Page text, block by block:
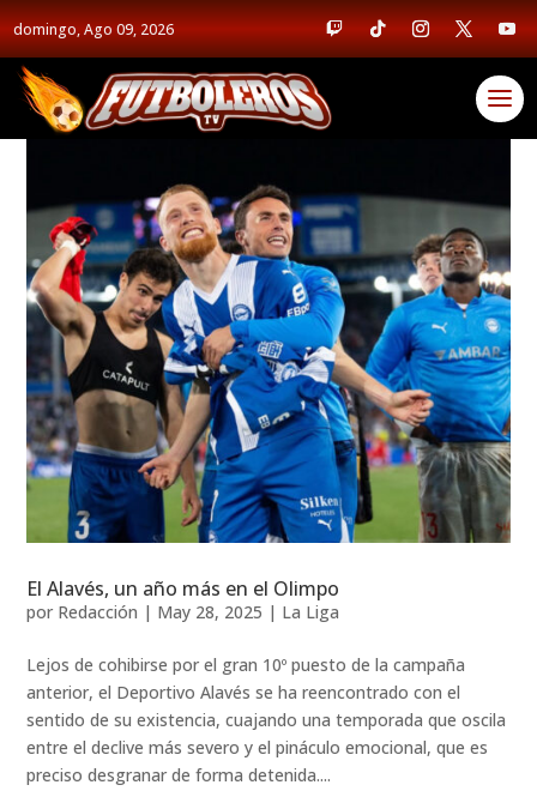
domingo, Ago 09, 2026
El Alavés, un año más en el Olimpo
por Redacción | May 28, 2025 | La Liga
Lejos de cohibirse por el gran 10º puesto de la campaña
anterior, el Deportivo Alavés se ha reencontrado con el
sentido de su existencia, cuajando una temporada que oscila
entre el declive más severo y el pináculo emocional, que es
preciso desgranar de forma detenida....